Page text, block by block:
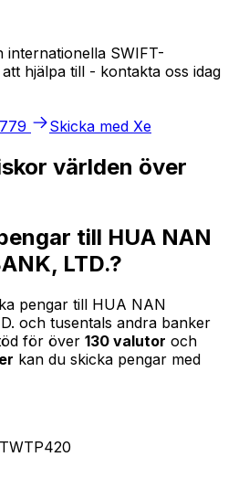
internationella SWIFT-
hjälpa till - kontakta oss idag
Skicka med Xe
världen över
till HUA NAN
LTD.?
pengar till HUA NAN
och tusentals andra banker
för över 130 valutor och
kan du skicka pengar med